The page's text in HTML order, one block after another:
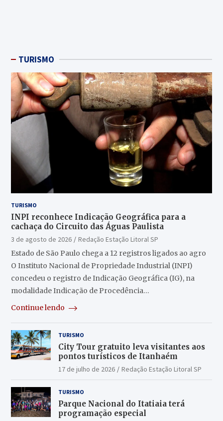
TURISMO
TURISMO
INPI reconhece Indicação Geográfica para a
cachaça do Circuito das Águas Paulista
3 de agosto de 2026
Redação Estação Litoral SP
Estado de São Paulo chega a 12 registros ligados ao agro
O Instituto Nacional de Propriedade Industrial (INPI)
concedeu o registro de Indicação Geográfica (IG), na
modalidade Indicação de Procedência…
Continue lendo
TURISMO
City Tour gratuito leva visitantes aos
pontos turísticos de Itanhaém
17 de julho de 2026 Redação Estação Litoral SP
TURISMO
Parque Nacional do Itatiaia terá
programação especial